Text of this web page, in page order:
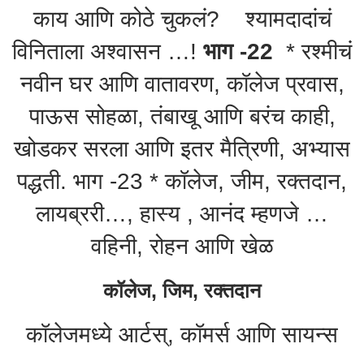
काय आणि कोठे चुकलं? श्यामदादांचं
विनिताला अश्वासन …! भाग -22 * रश्मीचं
नवीन घर आणि वातावरण, कॉलेज प्रवास,
पाऊस सोहळा, तंबाखू आणि बरंच काही,
खोडकर सरला आणि इतर मैत्रिणी, अभ्यास
पद्धती. भाग -23 * कॉलेज, जीम, रक्तदान,
लायब्ररी…, हास्य , आनंद म्हणजे …
वहिनी, रोहन आणि खेळ
कॉलेज, जिम, रक्तदान
कॉलेजमध्ये आर्टस्, कॉमर्स आणि सायन्स